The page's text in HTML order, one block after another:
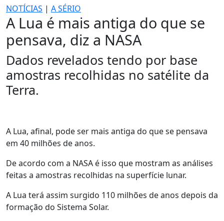
NOTÍCIAS | A SÉRIO
A Lua é mais antiga do que se
pensava, diz a NASA
Dados revelados tendo por base
amostras recolhidas no satélite da
Terra.
A Lua, afinal, pode ser mais antiga do que se pensava
em 40 milhões de anos.
De acordo com a NASA é isso que mostram as análises
feitas a amostras recolhidas na superfície lunar.
A Lua terá assim surgido 110 milhões de anos depois da
formação do Sistema Solar.